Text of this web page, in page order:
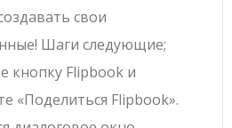
свои
Шаги следующие;
кнопку Flipbook и
«Поделиться Flipbook».